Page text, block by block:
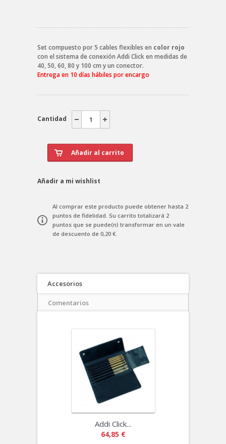
Set compuesto por 5 cables flexibles en color rojo
con el sistema de conexión Addi Click en medidas de
40, 50, 60, 80 y 100 cm y un conector.
Entrega en 10 días hábiles por encargo
Cantidad
Añadir a mi wishlist
Al comprar este producto puede obtener hasta 2
puntos de fidelidad. Su carrito totalizará 2
puntos que se puede(n) transformar en un vale
de descuento de 0,20 €.
Accesorios
Comentarios
Addi Click...
64,85 €